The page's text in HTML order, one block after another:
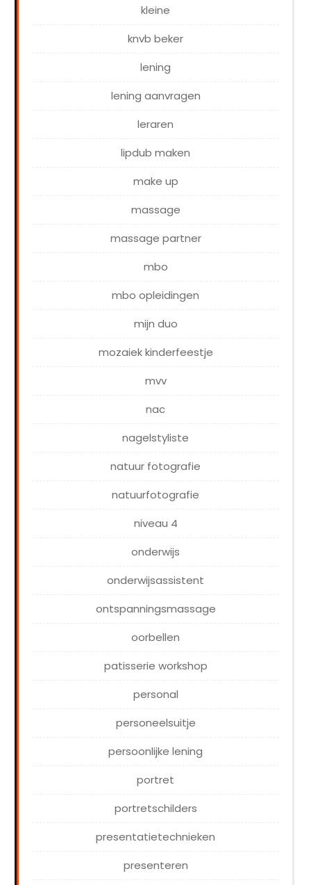
kleine
knvb beker
lening
lening aanvragen
leraren
lipdub maken
make up
massage
massage partner
mbo
mbo opleidingen
mijn duo
mozaiek kinderfeestje
mvv
nac
nagelstyliste
natuur fotografie
natuurfotografie
niveau 4
onderwijs
onderwijsassistent
ontspanningsmassage
oorbellen
patisserie workshop
personal
personeelsuitje
persoonlijke lening
portret
portretschilders
presentatietechnieken
presenteren